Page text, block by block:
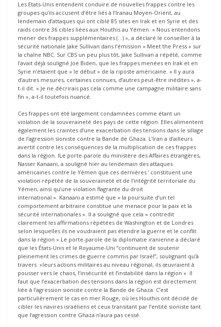
Les Etats-Unis entendent conduire de nouvelles frappes contre les
groupes qu’ils accusent d’être liés à l’Iranau Moyen-Orient, au
lendemain d’attaques qui ont ciblé 85 sites en Irak et en Syrie et des
raids contre 36 cibles liées aux Houthis au Yémen. « Nous entendons
mener des frappes supplémentaires (…) », a déclaré le conseiller à la
sécurité nationale Jake Sullivan dans l’émission « Meet the Press » sur
la chaîne NBC. Sur CBS un peu plus tôt, Jake Sullivan a répété, comme
l’avait déjà souligné Joe Biden, que les frappes menées en Irak et en
Syrie n’étaient que « le début » de la riposte américaine. « Il y aura
d’autres mesures, certaines connues, d’autres peut-être inédites », a-
t-il dit. « Je ne décrirais pas cela comme une campagne militaire sans
fin », a-t-il toutefois nuancé.
Ces frappes ont été largement condamnées comme étant un
violation de la souveraineté des pays de cette région. Elles alimentent
également les craintes d’une exacerbation des tensions dans le sillage
de l’agression sioniste contre la Bande de Ghaza. L’Iran a d’ailleurs
avertit contre les conséquences de la multiplication de ces frappes
dans la région. lLe porte-parole du ministère des Affaires étrangères,
Nasser Kanaani, a souligné hier au lendemain des attaques
américaines contre le Yémen que ces dernières ‘ constituent une
violation répétée de la souveraineté et de l’intégrité territoriale du
Yémen, ainsi qu’une violation flagrante du droit
international ». Kanaani a estimé que « la poursuite d’un tel
comportement arbitraire constitue une menace pour la paix et la
sécurité internationales ». Il a souligné que cela « contredit
clairement les affirmations répétées de Washington et de Londres
selon lesquelles ils ne voudraient pas étendre la guerre et le conflit
dans la région ».Le porte-parole de la diplomatie iranienne a déclaré
que les États-Unis et le Royaume-Uni ‘’continuent de soutenir
pleinement les crimes de guerre commis par Israël’’, soulignant qu’à
travers »leurs actions militaires au niveau régional, ils œuvraient à
pousser vers le chaos, l’insécurité et l’instabilité dans la région ». Il
faut que l’exacerbation des tensions dans la région est directement
liée à l’agression sioniste contre la Bande de Ghaza. C’est
particulièrement le cas en mer Rouge, où les Houthis ont décidé de
cibler les navires israéliens et ceux transitant par l’entité sioniste tant
que l’agression contre Ghaza n’aura pas cessé.